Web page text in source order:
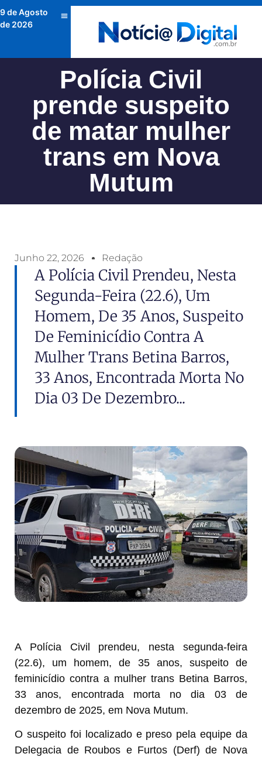
9 de Agosto
de 2026
Polícia Civil
prende suspeito
de matar mulher
trans em Nova
Mutum
Junho 22, 2026 Redação
A Polícia Civil Prendeu, Nesta
Segunda-Feira (22.6), Um
Homem, De 35 Anos, Suspeito
De Feminicídio Contra A
Mulher Trans Betina Barros,
33 Anos, Encontrada Morta No
Dia 03 De Dezembro...
A Polícia Civil prendeu, nesta segunda-feira
(22.6), um homem, de 35 anos, suspeito de
feminicídio contra a mulher trans Betina Barros,
33 anos, encontrada morta no dia 03 de
dezembro de 2025, em Nova Mutum.
O suspeito foi localizado e preso pela equipe da
Delegacia de Roubos e Furtos (Derf) de Nova